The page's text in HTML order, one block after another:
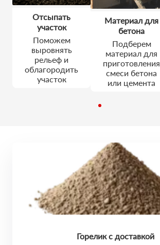
Отсыпать
участок
Поможем
выровнять
рельеф и
облагородить
участок
Материал для
бетона
Подберем
материал для
приготовления
смеси бетона
или цемента
Горелик с доставкой